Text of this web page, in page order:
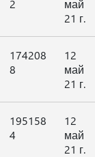
2
май
21 г.
174208
8
12
май
21 г.
195158
4
12
май
21 г.